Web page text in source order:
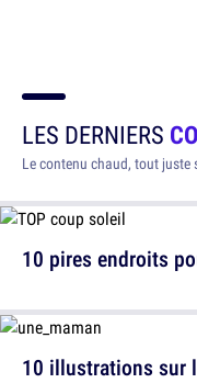
LES DERNIERS
Le contenu chaud, tout juste
10 pires endroits
10 illustrations sur